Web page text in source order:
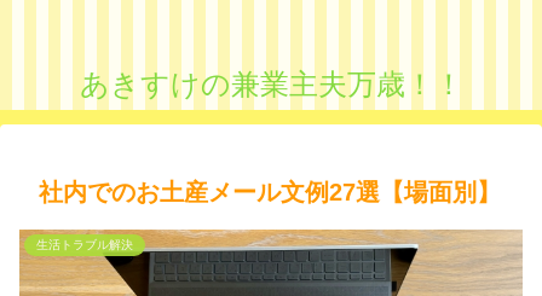
あきすけの兼業主夫万歳！！
社内でのお土産メール文例27選【場面別】
生活トラブル解決